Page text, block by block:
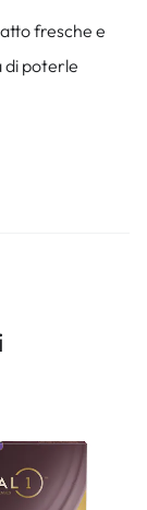
fresche e
di poterle